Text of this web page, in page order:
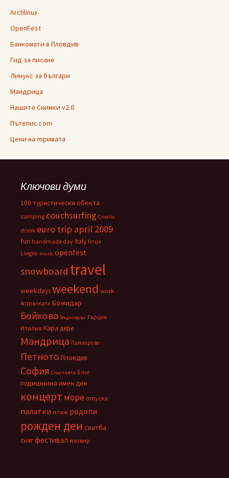
Archlinux
OpenFest
Банкомати в Пловдив
Гид за писане
Линукс за българи
Мандрица
Нашите Снимки v2.0
Пътепис.com
Цени на горивата
Ключови думи
100 туристически обекта
camping couchsurfing Croatia
drunk euro trip april 2009
fun handmade day Italy linux
Livigno music openfest
snowboard travel
weekdaysweekend work
Астралката Божидар
Бойково Върховръх Гърция
Италия Кара дере
Мандрица Пампорово
Петното Пловдив
София Спастнята блог
годишнина имен ден
концерт море отпуска
палатки плаж родопи
рожден ден сватба
снягфестивал язовир